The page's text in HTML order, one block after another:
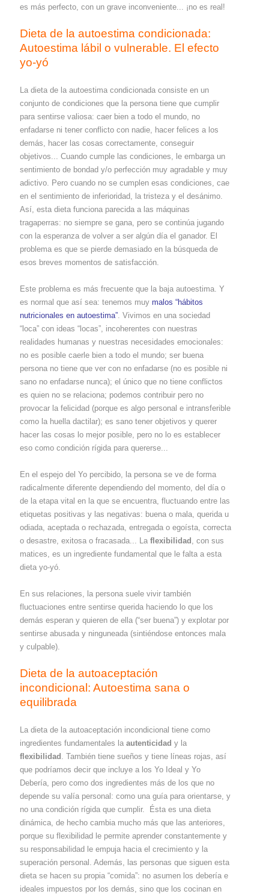
es más perfecto, con un grave inconveniente... ¡no es real!
Dieta de la autoestima condicionada:
Autoestima lábil o vulnerable. El efecto
yo-yó
La dieta de la autoestima condicionada consiste en un
conjunto de condiciones que la persona tiene que cumplir
para sentirse valiosa: caer bien a todo el mundo, no
enfadarse ni tener conflicto con nadie, hacer felices a los
demás, hacer las cosas correctamente, conseguir
objetivos... Cuando cumple las condiciones, le embarga un
sentimiento de bondad y/o perfección muy agradable y muy
adictivo. Pero cuando no se cumplen esas condiciones, cae
en el sentimiento de inferioridad, la tristeza y el desánimo.
Así, esta dieta funciona parecida a las máquinas
tragaperras: no siempre se gana, pero se continúa jugando
con la esperanza de volver a ser algún día el ganador. El
problema es que se pierde demasiado en la búsqueda de
esos breves momentos de satisfacción.
Este problema es más frecuente que la baja autoestima. Y
es normal que así sea: tenemos muy malos “hábitos
nutricionales en autoestima” . Vivimos en una sociedad
“loca” con ideas “locas”, incoherentes con nuestras
realidades humanas y nuestras necesidades emocionales:
no es posible caerle bien a todo el mundo; ser buena
persona no tiene que ver con no enfadarse (no es posible ni
sano no enfadarse nunca); el único que no tiene conflictos
es quien no se relaciona; podemos contribuir pero no
provocar la felicidad (porque es algo personal e intransferible
como la huella dactilar); es sano tener objetivos y querer
hacer las cosas lo mejor posible, pero no lo es establecer
eso como condición rígida para quererse...
En el espejo del Yo percibido, la persona se ve de forma
radicalmente diferente dependiendo del momento, del día o
de la etapa vital en la que se encuentra, fluctuando entre las
etiquetas positivas y las negativas: buena o mala, querida u
odiada, aceptada o rechazada, entregada o egoísta, correcta
o desastre, exitosa o fracasada... La flexibilidad
, con sus
matices, es un ingrediente fundamental que le falta a esta
dieta yo-yó.
En sus relaciones, la persona suele vivir también
fluctuaciones entre sentirse querida haciendo lo que los
demás esperan y quieren de ella (“ser buena”) y explotar por
sentirse abusada y ninguneada (sintiéndose entonces mala
y culpable).
Dieta de la autoaceptación
incondicional: Autoestima sana o
equilibrada
La dieta de la autoaceptación incondicional tiene como
ingredientes fundamentales la autenticidad y la
flexibilidad
. También tiene sueños y tiene líneas rojas, así
que podríamos decir que incluye a los Yo Ideal y Yo
Debería, pero como dos ingredientes más de los que no
depende su valía personal: como una guía para orientarse, y
no una condición rígida que cumplir. Ésta es una dieta
dinámica, de hecho cambia mucho más que las anteriores,
porque su flexibilidad le permite aprender constantemente y
su responsabilidad le empuja hacia el crecimiento y la
superación personal. Además, las personas que siguen esta
dieta se hacen su propia “comida”: no asumen los debería e
ideales impuestos por los demás, sino que los cocinan en